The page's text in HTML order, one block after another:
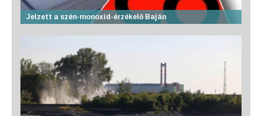
Jelzett a szén-monoxid-érzékelő Baján